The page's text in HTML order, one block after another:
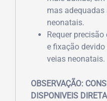
mas adequadas
neonatais.
Requer
e fixação
veias neonatais.
OBSERVAÇÃO:
DISPONIVEIS